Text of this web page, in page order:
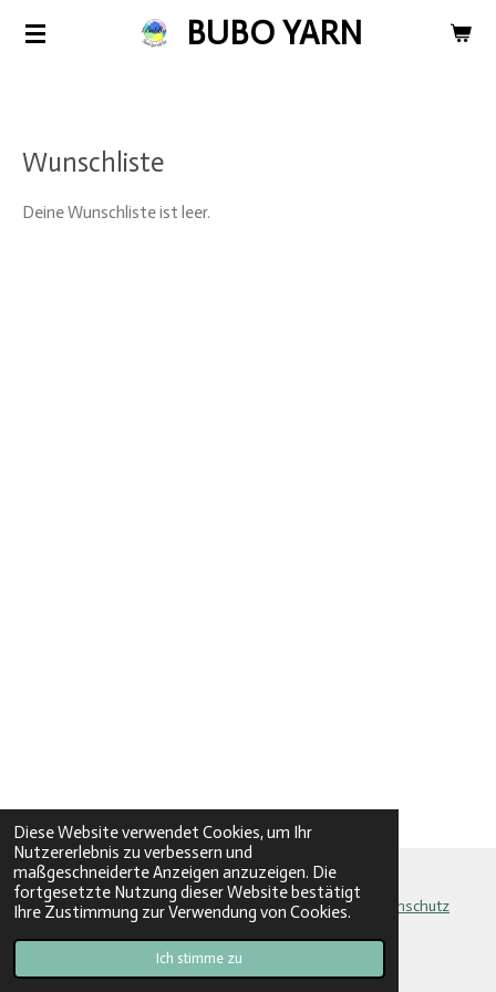
Diese Website verwendet Cookies, um Ihr
Nutzererlebnis zu verbessern und
maßgeschneiderte Anzeigen anzuzeigen. Die
fortgesetzte Nutzung dieser Website bestätigt
Ihre Zustimmung zur Verwendung von Cookies.
Ich stimme zu
Zum
BUBO YARN
Wunschliste
Deine Wunschliste ist leer.
AGB|Zahlung und Versand|Widerrufsbelehrung
Datenschutz